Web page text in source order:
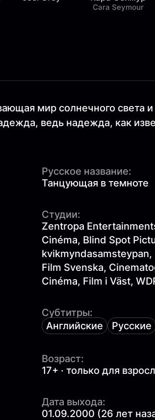
Cara Seymour
мир солнечного света
ведь надежда, как
Русское название:
Танцующая в темноте
Студии:
Zentropa
Cinéma, Blind Spot
Film Svenska,
Cinéma, Film i Väst,
Субтитры:
Английские
Русские
Возраст:
17+ · только для
Дата выхода:
01.09.2000 (26 лет